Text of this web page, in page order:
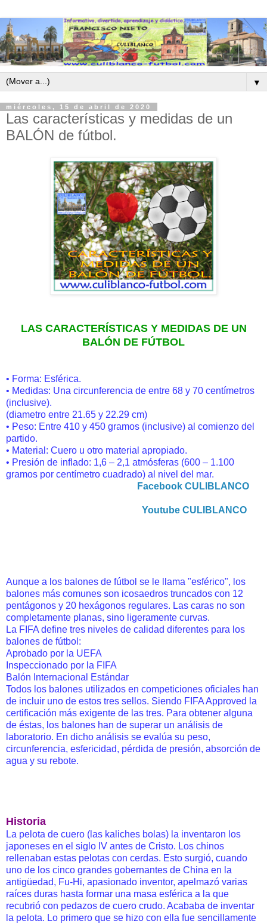
▼
miércoles, 15 de abril de 2020
Las características y medidas de un
BALÓN de fútbol.
LAS CARACTERÍSTICAS Y MEDIDAS DE UN
BALÓN DE FÚTBOL
• Forma: Esférica.
• Medidas: Una circunferencia de entre 68 y 70 centímetros
(inclusive).
(diametro entre 21.65 y 22.29 cm)
• Peso: Entre 410 y 450 gramos (inclusive) al comienzo del
partido.
• Material: Cuero u otro material apropiado.
• Presión de inflado: 1,6 – 2,1 atmósferas (600 – 1.100
gramos por centímetro cuadrado) al nivel del mar.
Facebook CULIBLANCO
Youtube CULIBLANCO
Aunque a los balones de fútbol se le llama "esférico", los
balones más comunes son icosaedros truncados con 12
pentágonos y 20 hexágonos regulares. Las caras no son
completamente planas, sino ligeramente curvas.
La FIFA define tres niveles de calidad diferentes para los
balones de fútbol:
Aprobado por la UEFA
Inspeccionado por la FIFA
Balón Internacional Estándar
Todos los balones utilizados en competiciones oficiales han
de incluir uno de estos tres sellos. Siendo FIFA Approved la
certificación más exigente de las tres. Para obtener alguna
de éstas, los balones han de superar un análisis de
laboratorio. En dicho análisis se evalúa su peso,
circunferencia, esfericidad, pérdida de presión, absorción de
agua y su rebote.
Historia
La pelota de cuero (las kaliches bolas) la inventaron los
japoneses en el siglo IV antes de Cristo. Los chinos
rellenaban estas pelotas con cerdas. Esto surgió, cuando
uno de los cinco grandes gobernantes de China en la
antigüedad, Fu-Hi, apasionado inventor, apelmazó varias
raíces duras hasta formar una masa esférica a la que
recubrió con pedazos de cuero crudo. Acababa de inventar
la pelota. Lo primero que se hizo con ella fue sencillamente